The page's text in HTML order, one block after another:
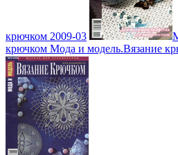
крючком 2009-03
крючком Мода и модель.Вязание